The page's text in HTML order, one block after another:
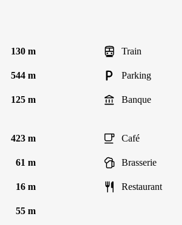
130 m Train
544 m Parking
125 m Banque
423 m Café
61 m Brasserie
16 m Restaurant
55 m